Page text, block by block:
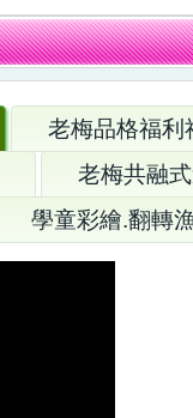
老梅品格福利
老梅共融
學童彩繪.翻轉